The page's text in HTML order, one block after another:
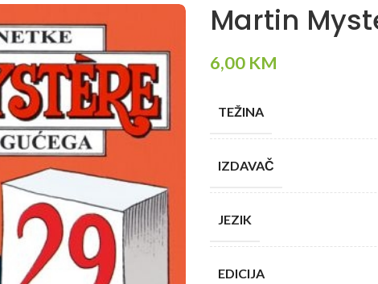
Martin
6,00 KM
TEŽINA
IZDAVAČ
JEZIK
EDICIJA